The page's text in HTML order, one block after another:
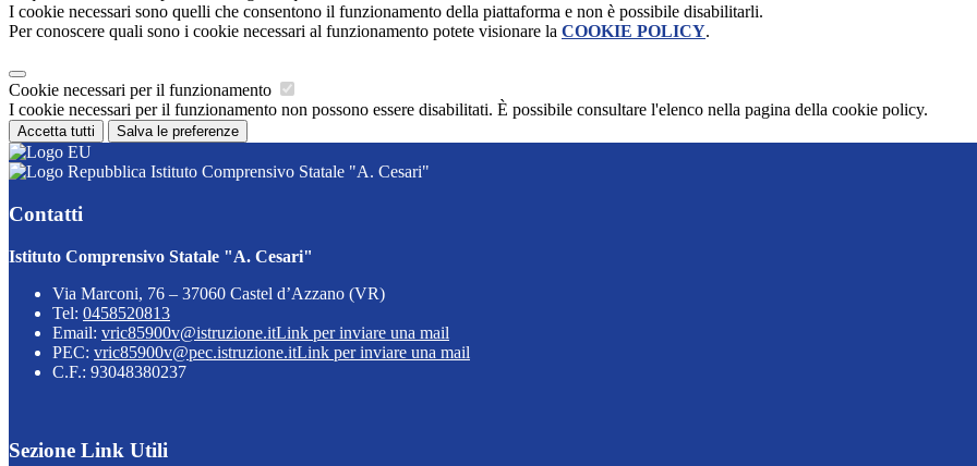
I cookie necessari sono quelli che consentono il funzionamento della piattaforma e non è possibile disabilitarli.
Per conoscere quali sono i cookie necessari al funzionamento potete visionare la COOKIE POLICY.
Cookie necessari per il funzionamento
I cookie necessari per il funzionamento non possono essere disabilitati. È possibile consultare l'elenco nella pagina della cookie policy.
Accetta tutti Salva le preferenze
Istituto Comprensivo Statale "A. Cesari"
Contatti
Istituto Comprensivo Statale "A. Cesari"
Via Marconi, 76 – 37060 Castel d’Azzano (VR)
Tel: 0458520813
Email: vric85900v@istruzione.itLink per inviare una mail
PEC: vric85900v@pec.istruzione.itLink per inviare una mail
C.F.: 93048380237
Sezione Link Utili